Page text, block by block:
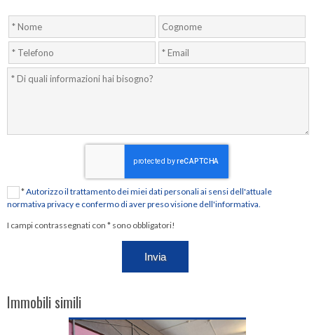
*Autorizzo il trattamento dei miei dati personali ai sensi dell'attuale
normativa privacy e confermo di aver preso visione dell'informativa.
I campi contrassegnati con * sono obbligatori!
Immobili simili